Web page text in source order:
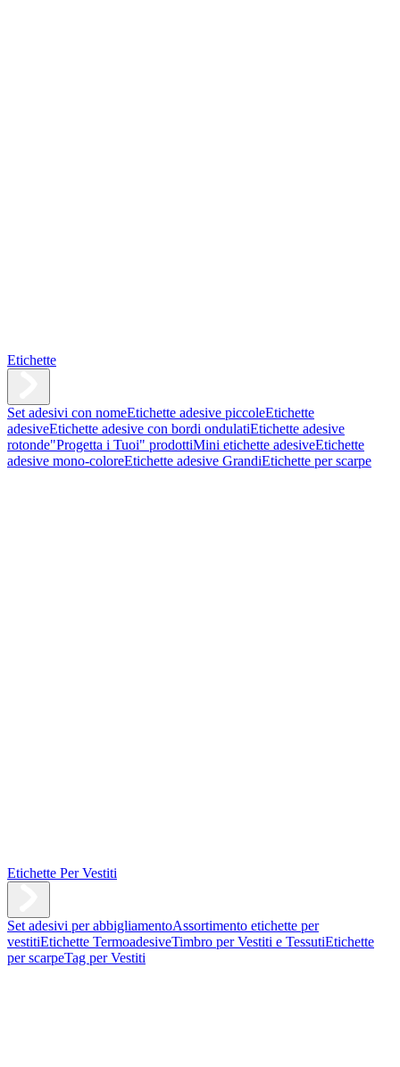
Etichette
Set adesivi con nomeEtichette adesive piccoleEtichette
adesiveEtichette adesive con bordi ondulatiEtichette adesive
rotonde"Progetta i Tuoi" prodottiMini etichette adesiveEtichette
adesive mono-coloreEtichette adesive GrandiEtichette per scarpe
Etichette Per Vestiti
Set adesivi per abbigliamentoAssortimento etichette per
vestitiEtichette TermoadesiveTimbro per Vestiti e TessutiEtichette
per scarpeTag per Vestiti